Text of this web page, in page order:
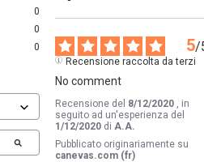
0
0
0 5/
Recensione raccolta da terzi
No comment
Recensione del 8/12/2020
, in
seguito ad un'esperienza del
1/12/2020 di A.A.
Pubblicato originariamente su
canevas.com (fr)